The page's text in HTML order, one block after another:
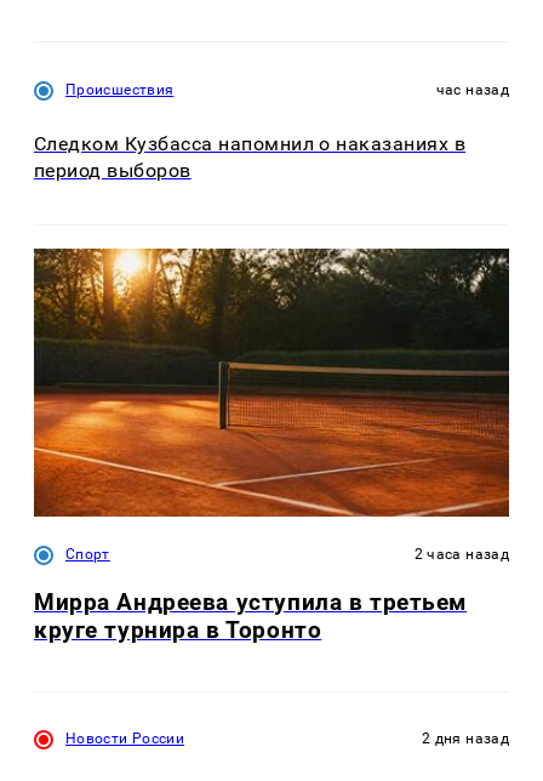
Происшествия час назад
Следком Кузбасса напомнил о наказаниях в
период выборов
Спорт 2 часа назад
Мирра Андреева уступила в третьем
круге турнира в Торонто
Новости России 2 дня назад